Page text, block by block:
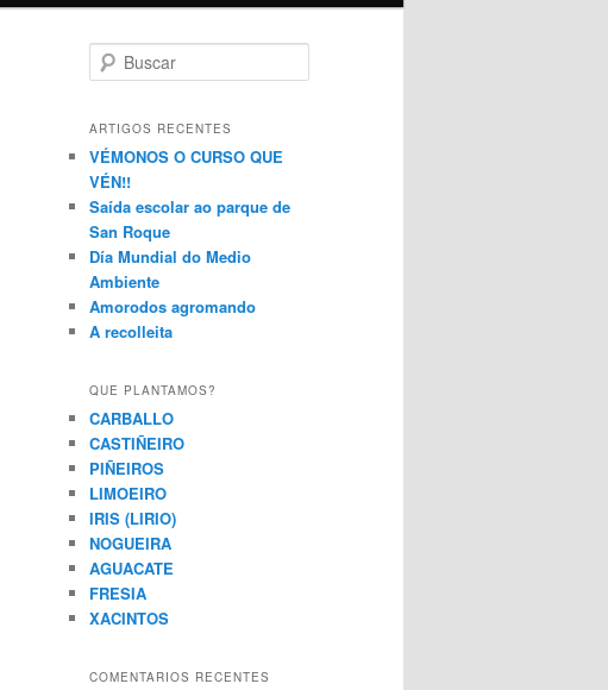
u
c
r
ARTIGOS RECENTES
VÉMONOS O CURSO QUE
VÉN!!
Saída escolar ao parque de
San Roque
Día Mundial do Medio
Ambiente
Amorodos agromando
A recolleita
QUE PLANTAMOS?
CARBALLO
CASTIÑEIRO
PIÑEIROS
LIMOEIRO
IRIS (LIRIO)
NOGUEIRA
AGUACATE
FRESIA
XACINTOS
COMENTARIOS RECENTES